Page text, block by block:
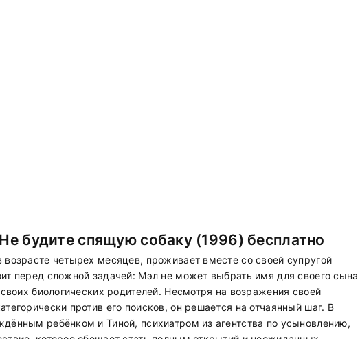
будите спящую собаку (1996) бесплатно
четырех месяцев, проживает вместе со своей супругой
перед сложной задачей: Мэл не может выбрать имя для своего сына
биологических родителей. Несмотря на возражения своей
против его поисков, он решается на отчаянный шаг. В
ребёнком и Тиной, психиатром из агентства по усыновлению,